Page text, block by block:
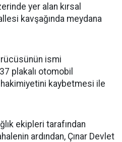
yer alan kırsal
kavşağında meydana
ismi
plakalı otomobil
kaybetmesi ile
ekipleri tarafından
ardından, Çınar Devlet